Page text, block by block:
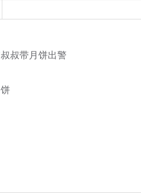
叔带月饼出警